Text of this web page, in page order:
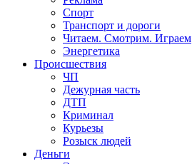
Спорт
Транспорт и дороги
Читаем. Смотрим. Играем
Энергетика
Происшествия
ЧП
Дежурная часть
ДТП
Криминал
Курьезы
Розыск людей
Деньги